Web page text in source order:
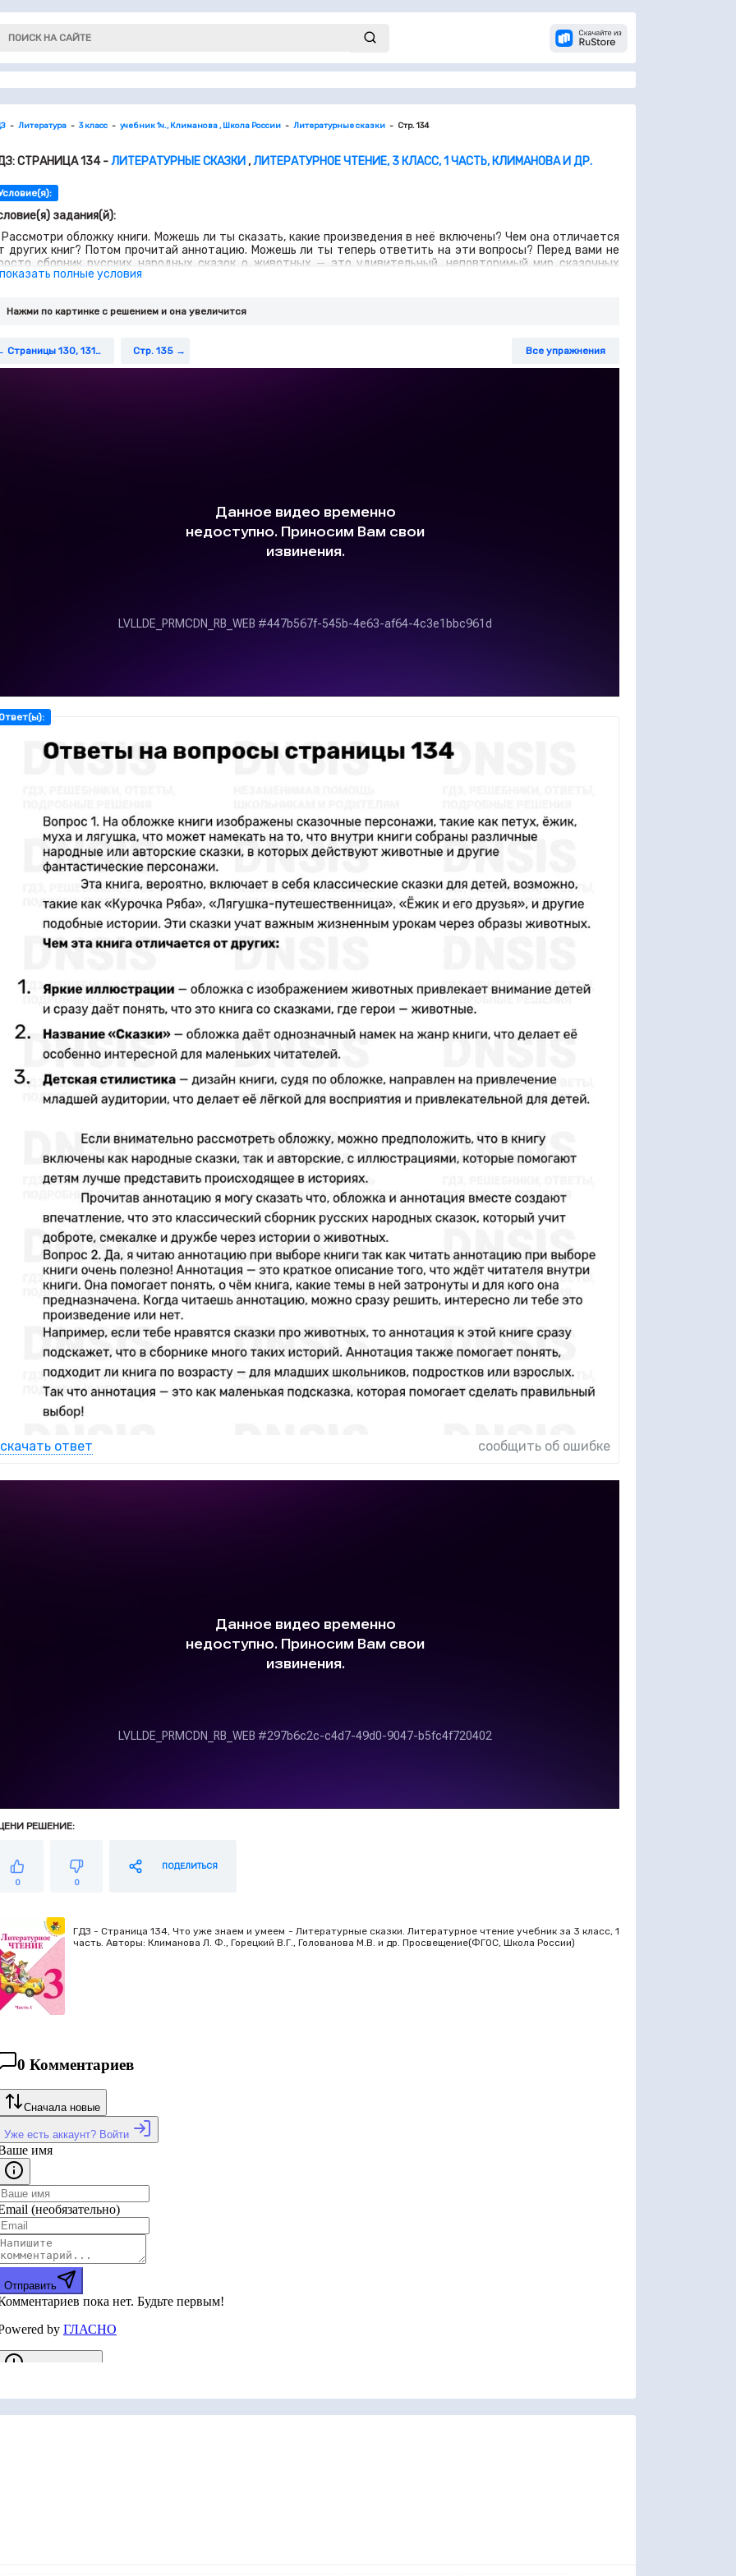
Литература 3 класс учебник 1ч., Климанова , Школа России Литературные сказки Стр. 134
СТРАНИЦА 134 -ЛИТЕРАТУРНЫЕ СКАЗКИ,ЛИТЕРАТУРНОЕ ЧТЕНИЕ, 3 КЛАСС, 1 ЧАСТЬ, КЛИМАНОВА И ДР.
задания(й):
Рассмотри обложку книги. Можешь ли ты сказать, какие произведения в неё включены? Чем она отличается
других книг? Потом прочитай аннотацию. Можешь ли ты теперь ответить на эти вопросы? Перед вами не
сборник русских народных сказок о животных — это удивительный, неповторимый мир сказочных
В эту книгу включены такие известные сказки, как «Теремок», «Лиса и журавль», «Лиса и тетерев»,
полные условия
Нажми по картинке c решением и она увеличится
Страницы 130, 131, 132 Стр. 135 Все упражнения
скачать ответ сообщить об ошибке
РЕШЕНИЕ:
0 0
ПОДЕЛИТЬСЯ
ГДЗ - Страница 134, Что уже знаем и умеем - Литературные сказки. Литературное чтение учебник за 3 класс, 1
часть. Авторы: Климанова Л. Ф., Горецкий В.Г., Голованова М.В. и др. Просвещение(ФГОС, Школа России)